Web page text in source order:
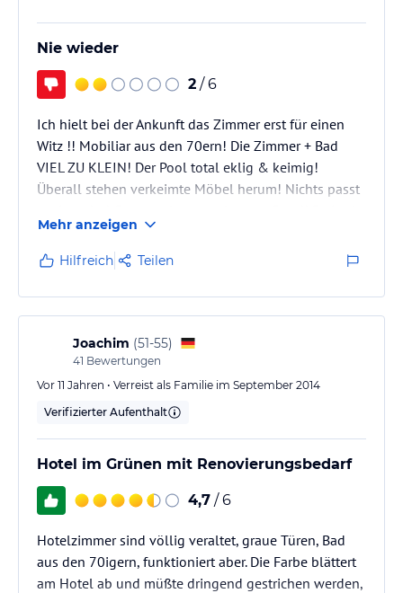
Nie wieder
2 / 6
Ich hielt bei der Ankunft das Zimmer erst für einen
Witz !! Mobiliar aus den 70ern! Die Zimmer + Bad
VIEL ZU KLEIN! Der Pool total eklig & keimig!
Überall stehen verkeimte Möbel herum! Nichts passt
der Speisekarte total überteuert! Manch Personal
sehr FRECH!
Nicht weiterzuempfehlen!! Ich komme jedenfalls nie
wieder hier her !!
Mehr anzeigen
Hilfreich Teilen
Joachim (51-55)
41 Bewertungen
Vor 11 Jahren • Verreist als Familie im September 2014
Verifizierter Aufenthalt
Hotel im Grünen mit Renovierungsbedarf
4,7 / 6
Hotelzimmer sind völlig veraltet, graue Türen, Bad
aus den 70igern, funktioniert aber. Die Farbe blättert
am Hotel ab und müßte dringend gestrichen werden,